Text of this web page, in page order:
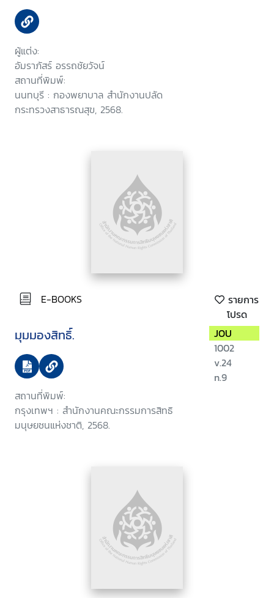
ผู้แต่ง:
อัมราภัสร์ อรรถชัยวัจน์
สถานที่พิมพ์:
นนทบุรี : กองพยาบาล สำนักงานปลัด
กระทรวงสาธารณสุข, 2568.
E-BOOKS
รายการ
โปรด
มุมมองสิทธิ์.
สถานที่พิมพ์:
กรุงเทพฯ : สำนักงานคณะกรรมการสิทธิ
มนุษยชนแห่งชาติ, 2568.
JOU
1002
v.24
n.9